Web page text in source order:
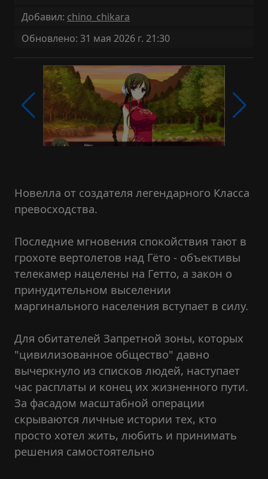
Добавил: chino_chikara
Обновлено: 31 мая 2026 г. 21:30
Новелла от создателя легендарного Класса
превосходства.
Последние мгновения спокойствия тают в
грохоте вертолетов над Гёто - объективы
телекамер нацелены на Гетто, а закон о
принудительном выселении
маргинального населения вступает в силу.
Для обитателей Запретной зоны, которых
"цивилизованное общество" давно
вычеркнуло из списков людей, наступает
час расплаты и конец их жизненного пути.
За фасадом масштабной операции
скрываются личные истории тех, кто
просто хотел жить, любить и принимать
решения самостоятельно